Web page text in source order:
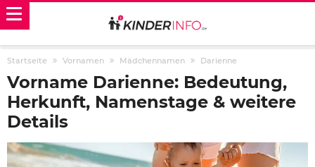
Startseite Vornamen Mädchennamen Darienne
Vorname Darienne: Bedeutung,
Herkunft, Namenstage & weitere
Details